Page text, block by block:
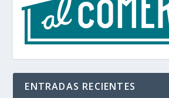
ENTRADAS RECIENTES